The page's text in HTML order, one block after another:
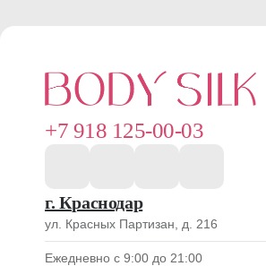
+7 918 125-00-03
г. Краснодар
ул. Красных Партизан, д. 216
Ежедневно с 9:00 до 21:00